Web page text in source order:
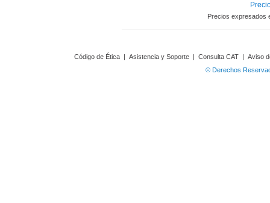
Precios expresados
Código de Ética | Asistencia y Soporte | Consulta CAT | Aviso
© Derechos